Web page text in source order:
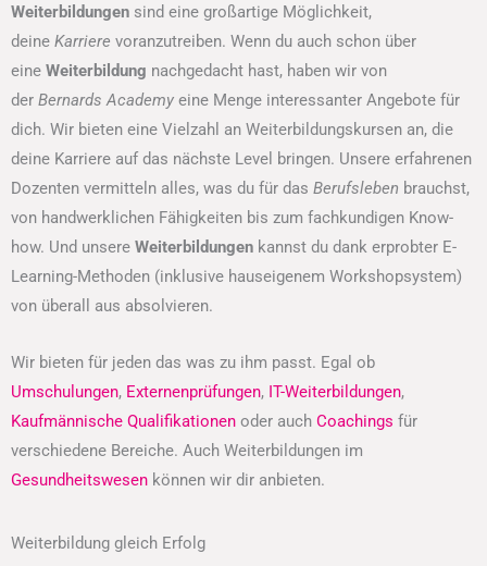
Weiterbildungen sind eine großartige Möglichkeit,
deine Karriere voranzutreiben. Wenn du auch schon über
eine Weiterbildung nachgedacht hast, haben wir von
der Bernards Academy eine Menge interessanter Angebote für
dich. Wir bieten eine Vielzahl an Weiterbildungskursen an, die
deine Karriere auf das nächste Level bringen. Unsere erfahrenen
Dozenten vermitteln alles, was du für das Berufsleben brauchst,
von handwerklichen Fähigkeiten bis zum fachkundigen Know-
how. Und unsere Weiterbildungen kannst du dank erprobter E-
Learning-Methoden (inklusive hauseigenem Workshopsystem)
von überall aus absolvieren.
Wir bieten für jeden das was zu ihm passt. Egal ob
Umschulungen, Externenprüfungen, IT-Weiterbildungen,
Kaufmännische Qualifikationen oder auch Coachings für
verschiedene Bereiche. Auch Weiterbildungen im
Gesundheitswesen können wir dir anbieten.
Weiterbildung gleich Erfolg